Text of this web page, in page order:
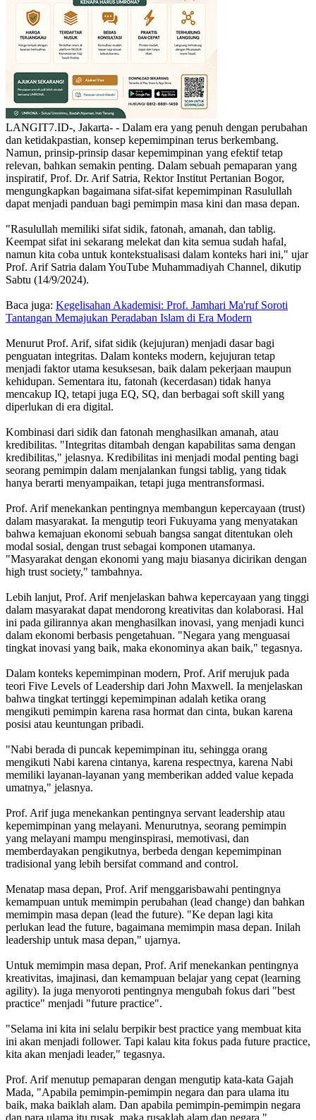
LANGIT7.ID-, Jakarta- - Dalam era yang penuh dengan perubahan
dan ketidakpastian, konsep kepemimpinan terus berkembang.
Namun, prinsip-prinsip dasar kepemimpinan yang efektif tetap
relevan, bahkan semakin penting. Dalam sebuah pemaparan yang
inspiratif, Prof. Dr. Arif Satria, Rektor Institut Pertanian Bogor,
mengungkapkan bagaimana sifat-sifat kepemimpinan Rasulullah
dapat menjadi panduan bagi pemimpin masa kini dan masa depan.
"Rasulullah memiliki sifat sidik, fatonah, amanah, dan tablig.
Keempat sifat ini sekarang melekat dan kita semua sudah hafal,
namun kita coba untuk kontekstualisasi dalam konteks hari ini," ujar
Prof. Arif Satria dalam YouTube Muhammadiyah Channel, dikutip
Sabtu (14/9/2024).
Baca juga: Kegelisahan Akademisi: Prof. Jamhari Ma'ruf Soroti
Tantangan Memajukan Peradaban Islam di Era Modern
Menurut Prof. Arif, sifat sidik (kejujuran) menjadi dasar bagi
penguatan integritas. Dalam konteks modern, kejujuran tetap
menjadi faktor utama kesuksesan, baik dalam pekerjaan maupun
kehidupan. Sementara itu, fatonah (kecerdasan) tidak hanya
mencakup IQ, tetapi juga EQ, SQ, dan berbagai soft skill yang
diperlukan di era digital.
Kombinasi dari sidik dan fatonah menghasilkan amanah, atau
kredibilitas. "Integritas ditambah dengan kapabilitas sama dengan
kredibilitas," jelasnya. Kredibilitas ini menjadi modal penting bagi
seorang pemimpin dalam menjalankan fungsi tablig, yang tidak
hanya berarti menyampaikan, tetapi juga mentransformasi.
Prof. Arif menekankan pentingnya membangun kepercayaan (trust)
dalam masyarakat. Ia mengutip teori Fukuyama yang menyatakan
bahwa kemajuan ekonomi sebuah bangsa sangat ditentukan oleh
modal sosial, dengan trust sebagai komponen utamanya.
"Masyarakat dengan ekonomi yang maju biasanya dicirikan dengan
high trust society," tambahnya.
Lebih lanjut, Prof. Arif menjelaskan bahwa kepercayaan yang tinggi
dalam masyarakat dapat mendorong kreativitas dan kolaborasi. Hal
ini pada gilirannya akan menghasilkan inovasi, yang menjadi kunci
dalam ekonomi berbasis pengetahuan. "Negara yang menguasai
tingkat inovasi yang baik, maka ekonominya akan baik," tegasnya.
Dalam konteks kepemimpinan modern, Prof. Arif merujuk pada
teori Five Levels of Leadership dari John Maxwell. Ia menjelaskan
bahwa tingkat tertinggi kepemimpinan adalah ketika orang
mengikuti pemimpin karena rasa hormat dan cinta, bukan karena
posisi atau keuntungan pribadi.
"Nabi berada di puncak kepemimpinan itu, sehingga orang
mengikuti Nabi karena cintanya, karena respectnya, karena Nabi
memiliki layanan-layanan yang memberikan added value kepada
umatnya," jelasnya.
Prof. Arif juga menekankan pentingnya servant leadership atau
kepemimpinan yang melayani. Menurutnya, seorang pemimpin
yang melayani mampu menginspirasi, memotivasi, dan
memberdayakan pengikutnya, berbeda dengan kepemimpinan
tradisional yang lebih bersifat command and control.
Menatap masa depan, Prof. Arif menggarisbawahi pentingnya
kemampuan untuk memimpin perubahan (lead change) dan bahkan
memimpin masa depan (lead the future). "Ke depan lagi kita
perlukan lead the future, bagaimana memimpin masa depan. Inilah
leadership untuk masa depan," ujarnya.
Untuk memimpin masa depan, Prof. Arif menekankan pentingnya
kreativitas, imajinasi, dan kemampuan belajar yang cepat (learning
agility). Ia juga menyoroti pentingnya mengubah fokus dari "best
practice" menjadi "future practice".
"Selama ini kita ini selalu berpikir best practice yang membuat kita
ini akan menjadi follower. Tapi kalau kita fokus pada future practice,
kita akan menjadi leader," tegasnya.
Prof. Arif menutup pemaparan dengan mengutip kata-kata Gajah
Mada, "Apabila pemimpin-pemimpin negara dan para ulama itu
baik, maka baiklah alam. Dan apabila pemimpin-pemimpin negara
dan para ulama itu rusak, maka rusaklah alam dan negara."